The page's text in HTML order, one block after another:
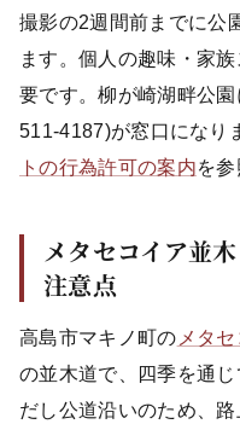
撮影の2週間前までに公
ます。個人の趣味・家
要です。柳が崎湖畔公
511-4187)が窓口になり
トの行為許可の案内を参
メタセコイア並
注意点
高島市マキノ町の メタ
の並木道で、四季を通
だし公道沿いのため、